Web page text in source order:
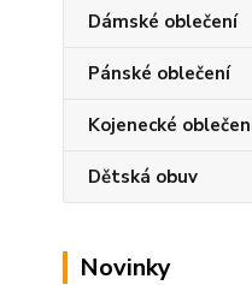
Dámské oblečení
Pánské oblečení
Kojenecké
Dětská obuv
Novinky